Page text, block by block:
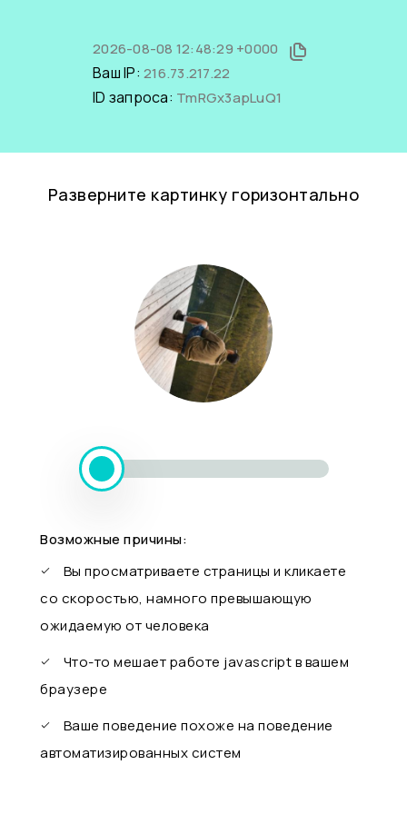
2026-08-08 12:48:29 +0000
Ваш IP: 216.73.217.22
ID запроса: TmRGx3apLuQ1
Разверните картинку горизонтально
Возможные причины:
Вы просматриваете страницы и кликаете
со скоростью, намного превышающую
ожидаемую от человека
Что-то мешает работе javascript в вашем
браузере
Ваше поведение похоже на поведение
автоматизированных систем